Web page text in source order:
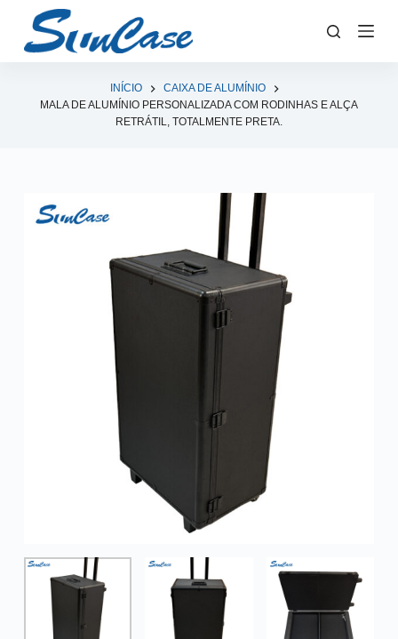
u
INÍCIO
CAIXA DE ALUMÍNIO
MALA DE ALUMÍNIO PERSONALIZADA COM RODINHAS E ALÇA
RETRÁTIL, TOTALMENTE PRETA.